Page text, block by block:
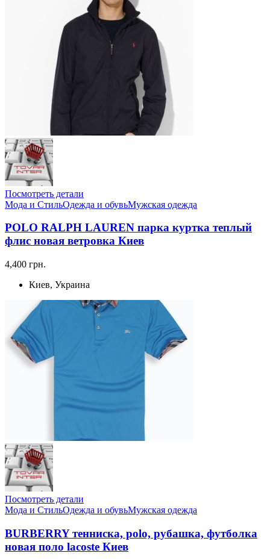
Посмотреть детали
Мода и СтильОдежда и обувьМужская одежда
POLO RALPH LAUREN парка куртка теплый
флис новая ветровка Киев
4,400 грн.
Киев, Украина
Посмотреть детали
Мода и СтильОдежда и обувьМужская одежда
BURBERRY тенниска, polo, рубашка, футболка
новая поло lacoste Киев